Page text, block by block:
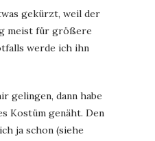
gekürzt, weil der
meist für größere
werde ich ihn
gelingen, dann habe
Kostüm genäht. Den
ja schon (siehe